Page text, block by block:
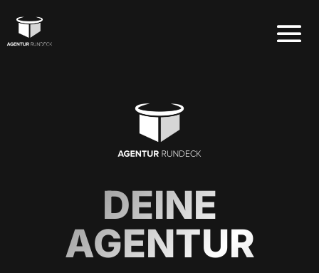
DEINE
AGENTUR